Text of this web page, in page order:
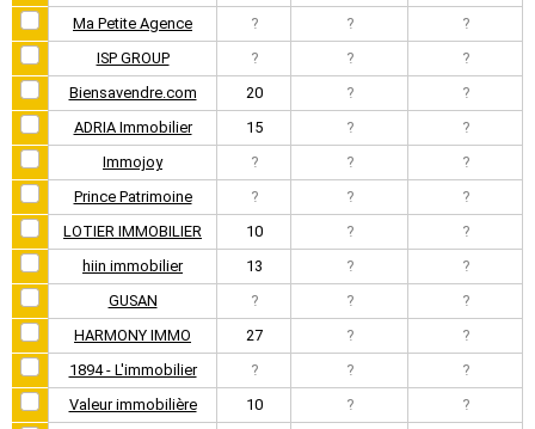
Ma Petite Agence
? ?
?
ISP GROUP
? ?
?
Biensavendre.com
20 ?
?
ADRIA Immobilier
15 ?
?
Immojoy
? ?
?
Prince Patrimoine
? ?
?
LOTIER IMMOBILIER
10 ?
?
hiin immobilier
13 ?
?
GUSAN
? ?
?
HARMONY IMMO
27 ?
?
1894 - L'immobilier
? ?
?
Valeur immobilière
10 ?
?